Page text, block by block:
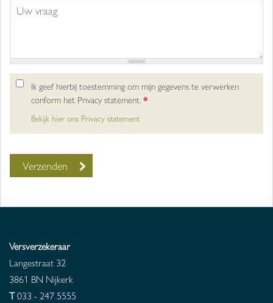
Ik geef hierbij toestemming om mijn gegevens te verwerken
conform het Privacy statement.*
Bekijk hier ons Privacy statement
Versverzekeraar
Langestraat 32
3861 BN Nijkerk
T033 - 247 5555